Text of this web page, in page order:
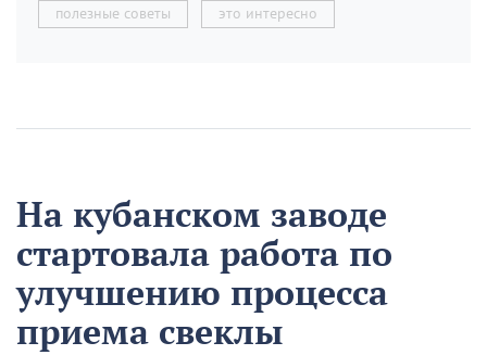
полезные советы это интересно
На кубанском заводе
стартовала работа по
улучшению процесса
приема свеклы